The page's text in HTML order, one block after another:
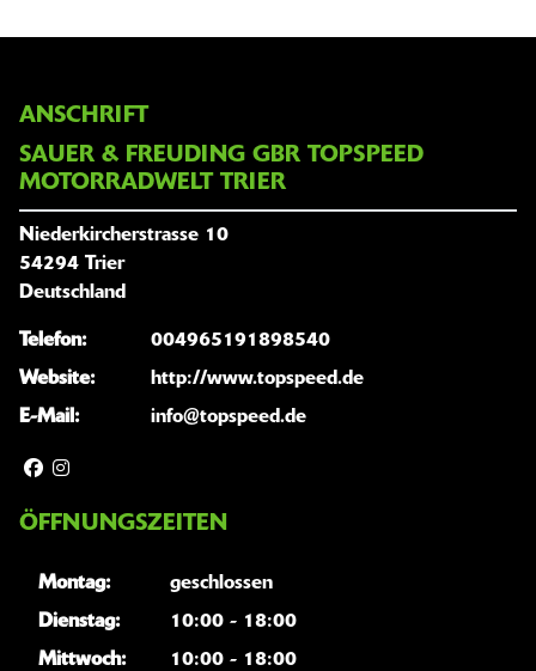
ANSCHRIFT
SAUER & FREUDING GBR TOPSPEED
MOTORRADWELT TRIER
Niederkircherstrasse 10
54294 Trier
Deutschland
Telefon:
004965191898540
Website:
http://www.topspeed.de
E-Mail:
info@topspeed.de
ÖFFNUNGSZEITEN
Montag:
geschlossen
Dienstag:
10:00 - 18:00
Mittwoch:
10:00 - 18:00